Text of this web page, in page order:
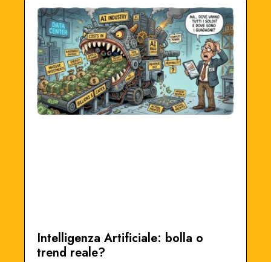
Intelligenza Artificiale: bolla o
trend reale?